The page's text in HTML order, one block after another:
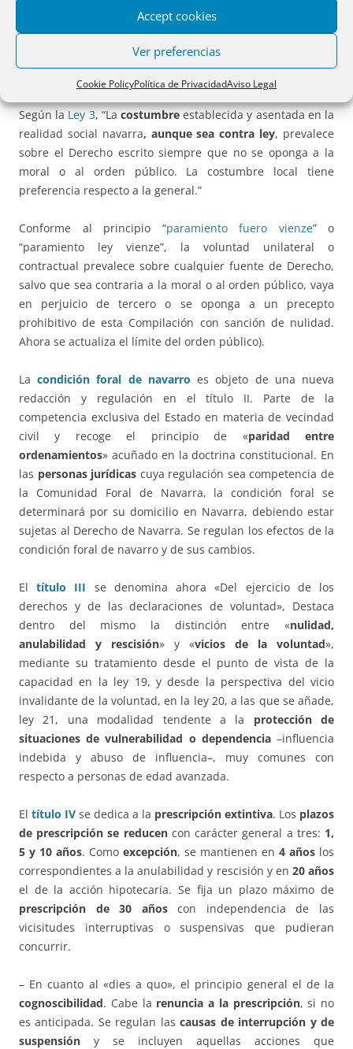
Accept cookies
Ver preferencias
Cookie PolicyPolítica de PrivacidadAviso Legal
redacción que el mismo tienen en el momento de entrada
en vigor de esta Ley Foral”. También desaparece la
referencia a que no se aplicará a supuestos distintos de los
Según laLey 3, “Lacostumbreestablecida y asentada en la
realidad social navarra, aunque sea contra ley, prevalece
sobre el Derecho escrito siempre que no se oponga a la
moral o al orden público. La costumbre local tiene
preferencia respecto a la general.”
Conforme al principio “paramiento fuero vienze” o
“paramiento ley vienze”, la voluntad unilateral o
contractual prevalece sobre cualquier fuente de Derecho,
salvo que sea contraria a la moral o al orden público, vaya
en perjuicio de tercero o se oponga a un precepto
prohibitivo de esta Compilación con sanción de nulidad.
Ahora se actualiza el límite del orden público).
Lacondición foral de navarro es objeto de una nueva
redacción y regulación en el título II. Parte de la
competencia exclusiva del Estado en materia de vecindad
civil y recoge el principio de «paridad entre
ordenamientos» acuñado en la doctrina constitucional. En
las personas jurídicas cuya regulación sea competencia de
la Comunidad Foral de Navarra, la condición foral se
determinará por su domicilio en Navarra, debiendo estar
sujetas al Derecho de Navarra. Se regulan los efectos de la
condición foral de navarro y de sus cambios.
Eltítulo III se denomina ahora «Del ejercicio de los
derechos y de las declaraciones de voluntad», Destaca
dentro del mismo la distinción entre «nulidad,
anulabilidad y rescisión» y «vicios de la voluntad»,
mediante su tratamiento desde el punto de vista de la
capacidad en la ley 19, y desde la perspectiva del vicio
invalidante de la voluntad, en la ley 20, a las que se añade,
ley 21, una modalidad tendente a la protección de
situaciones de vulnerabilidad o dependencia–influencia
indebida y abuso de influencia–, muy comunes con
respecto a personas de edad avanzada.
El título IV se dedica a la prescripción extintiva. Los plazos
de prescripción se reducencon carácter general a tres: 1,
5 y 10 años. Como excepción, se mantienen en 4 años los
correspondientes a la anulabilidad y rescisión y en 20 años
el de la acción hipotecaria. Se fija un plazo máximo de
prescripción de 30 añoscon independencia de las
vicisitudes interruptivas o suspensivas que pudieran
concurrir.
– En cuanto al «dies a quo», el principio general el de la
cognoscibilidad. Cabe la renuncia a la prescripción, si no
es anticipada. Se regulan lascausas de interrupción y de
suspensión y se incluyen aquellas acciones que